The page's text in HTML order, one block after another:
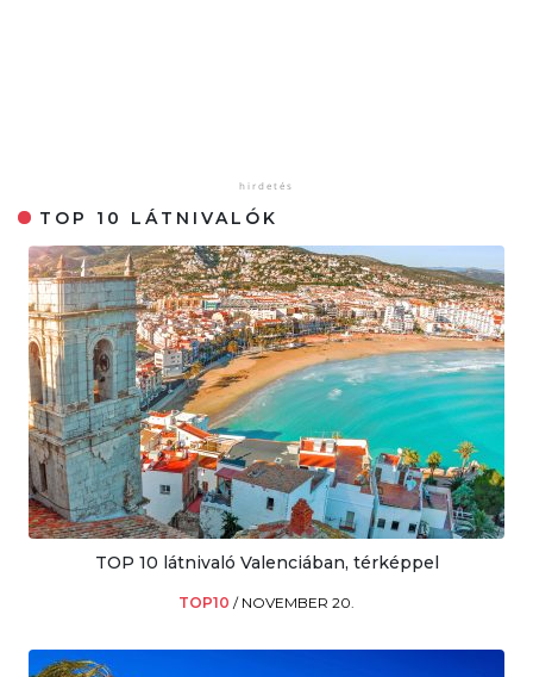
TOP 10 LÁTNIVALÓK
TOP 10 látnivaló Valenciában, térképpel
TOP10 / NOVEMBER 20.